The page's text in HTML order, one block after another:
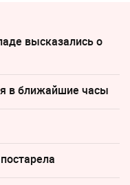
высказались о
в ближайшие часы